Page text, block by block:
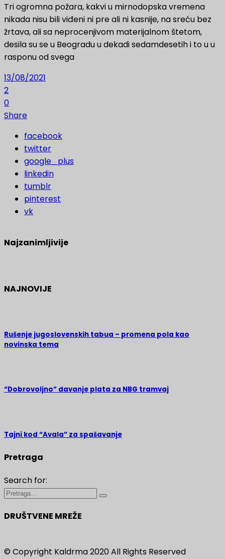
Tri ogromna požara, kakvi u mirnodopska vremena
nikada nisu bili viđeni ni pre ali ni kasnije, na sreću bez
žrtava, ali sa neprocenjivom materijalnom štetom,
desila su se u Beogradu u dekadi sedamdesetih i to u u
rasponu od svega
13/08/2021
2
0
Share
facebook
twitter
google_plus
linkedin
tumblr
pinterest
vk
Najzanimljivije
NAJNOVIJE
Rušenje jugoslovenskih tabua – promena pola kao
novinska tema
“Dobrovoljno” davanje plata za NBG tramvaj
Tajni kod “Avala” za spašavanje
Pretraga
Search for:
DRUŠTVENE MREŽE
© Copyright Kaldrma 2020 All Rights Reserved